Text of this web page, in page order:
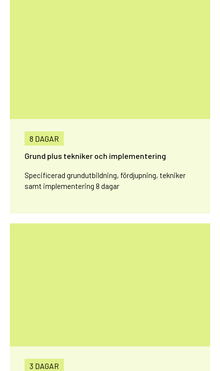
8 DAGAR
Grund plus tekniker och implementering
Specificerad grundutbildning, fördjupning, tekniker
samt implementering 8 dagar
3 DAGAR